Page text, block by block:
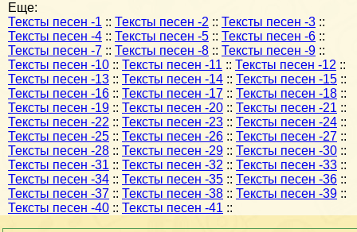
Еще:
Тексты песен -1 :: Тексты песен -2 :: Тексты песен -3 ::
Тексты песен -4 :: Тексты песен -5 :: Тексты песен -6 ::
Тексты песен -7 :: Тексты песен -8 :: Тексты песен -9 ::
Тексты песен -10 :: Тексты песен -11 :: Тексты песен -12 ::
Тексты песен -13 :: Тексты песен -14 :: Тексты песен -15 ::
Тексты песен -16 :: Тексты песен -17 :: Тексты песен -18 ::
Тексты песен -19 :: Тексты песен -20 :: Тексты песен -21 ::
Тексты песен -22 :: Тексты песен -23 :: Тексты песен -24 ::
Тексты песен -25 :: Тексты песен -26 :: Тексты песен -27 ::
Тексты песен -28 :: Тексты песен -29 :: Тексты песен -30 ::
Тексты песен -31 :: Тексты песен -32 :: Тексты песен -33 ::
Тексты песен -34 :: Тексты песен -35 :: Тексты песен -36 ::
Тексты песен -37 :: Тексты песен -38 :: Тексты песен -39 ::
Тексты песен -40 :: Тексты песен -41 ::